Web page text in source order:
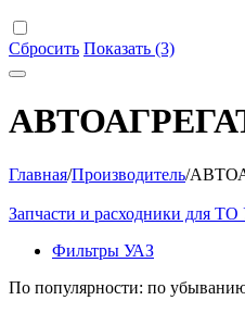
Сбросить Показать (3)
Главная/Производитель/
Запчасти и расходники для
Фильтры УАЗ
По популярности: по